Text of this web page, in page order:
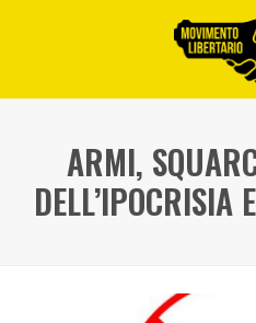
ARMI,
DELL’IPOCRISIA